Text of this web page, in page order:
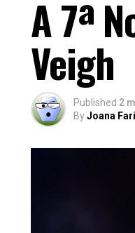
A 7ª
Veigh
Published 2
ByJoana